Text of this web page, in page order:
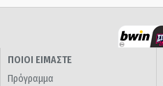
ΠΟΙΟΙ ΕΙΜΑΣΤΕ
Πρόγραμμα